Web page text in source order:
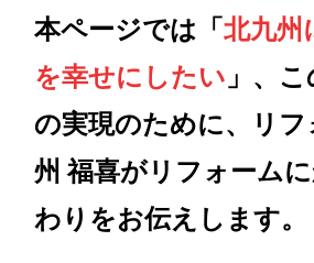
本ページでは「北九州
を幸せにしたい 」、
の実現のために、リフ
州 福喜がリフォーム
わりをお伝えします。